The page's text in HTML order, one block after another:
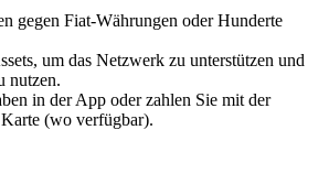
gegen Fiat-Währungen oder Hunderte
um das Netzwerk zu unterstützen und
nutzen.
in der App oder zahlen Sie mit der
(wo verfügbar).